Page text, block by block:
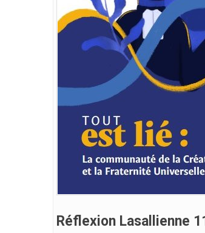
Réflexion Lasallienne